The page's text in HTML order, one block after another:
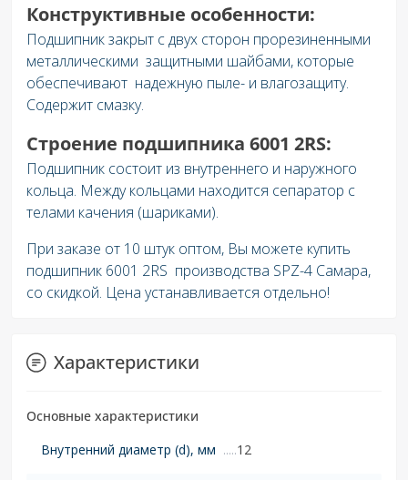
Конструктивные особенности:
Подшипник закрыт с двух сторон прорезиненными
металлическими защитными шайбами, которые
обеспечивают надежную пыле- и влагозащиту.
Содержит смазку.
Строение подшипника 6001 2RS:
Подшипник состоит из внутреннего и наружного
кольца. Между кольцами находится сепаратор с
телами качения (шариками).
При заказе от 10 штук оптом, Вы можете купить
подшипник 6001 2RS производства SPZ-4 Самара,
со скидкой. Цена устанавливается отдельно!
Характеристики
Основные характеристики
Внутренний диаметр (d), мм
12